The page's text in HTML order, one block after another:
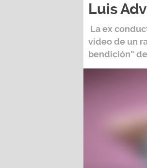
Luis
La ex
video de un
bendición”